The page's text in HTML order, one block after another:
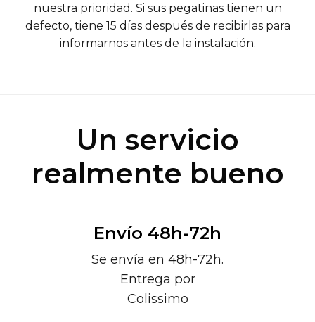
nuestra prioridad. Si sus pegatinas tienen un
defecto, tiene 15 días después de recibirlas para
informarnos antes de la instalación.
Un servicio
realmente bueno
Envío 48h-72h
Se envía en 48h-72h.
Entrega por
Colissimo